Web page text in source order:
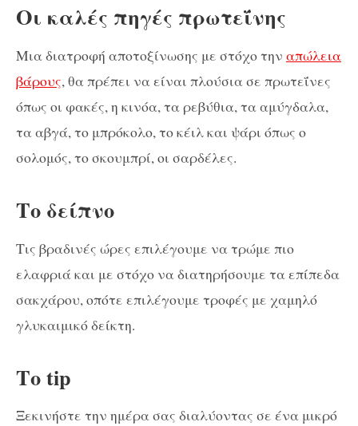
Οι καλές πηγές πρωτεΐνης
Μια διατροφή αποτοξίνωσης με στόχο την απώλεια
βάρους, θα πρέπει να είναι πλούσια σε πρωτεΐνες
όπως οι φακές, η κινόα, τα ρεβύθια, τα αμύγδαλα,
τα αβγά, το μπρόκολο, το κέιλ και ψάρι όπως ο
σολομός, το σκουμπρί, οι σαρδέλες.
Το δείπνο
Τις βραδινές ώρες επιλέγουμε να τρώμε πιο
ελαφριά και με στόχο να διατηρήσουμε τα επίπεδα
σακχάρου, οπότε επιλέγουμε τροφές με χαμηλό
γλυκαιμικό δείκτη.
Το tip
Ξεκινήστε την ημέρα σας διαλύοντας σε ένα μικρό